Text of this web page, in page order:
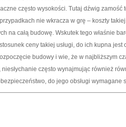
często wysokości. Tutaj dźwig zamość
nie wkracza w grę – koszty
na całą budowę. Wskutek tego właśnie
ceny takiej usługi, do ich kupna jest
budowy i wie, że w najbliższym
często wynajmując również
do jego obsługi wymagane